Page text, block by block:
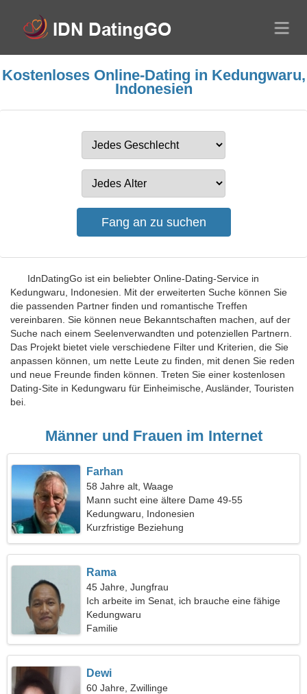
Kostenloses Online-Dating in Kedungwaru,
Indonesien
IdnDatingGo ist ein beliebter Online-Dating-Service in
Kedungwaru, Indonesien. Mit der erweiterten Suche können Sie
die passenden Partner finden und romantische Treffen
vereinbaren. Sie können neue Bekanntschaften machen, auf der
Suche nach einem Seelenverwandten und potenziellen Partnern.
Das Projekt bietet viele verschiedene Filter und Kriterien, die Sie
anpassen können, um nette Leute zu finden, mit denen Sie reden
und neue Freunde finden können. Treten Sie einer kostenlosen
Dating-Site in Kedungwaru für Einheimische, Ausländer, Touristen
bei.
Männer und Frauen im Internet
Farhan
58 Jahre alt, Waage
Mann sucht eine ältere Dame 49-55
Kedungwaru, Indonesien
Kurzfristige Beziehung
Rama
45 Jahre, Jungfrau
Ich arbeite im Senat, ich brauche eine fähige
Frau
Kedungwaru
Familie
Dewi
60 Jahre, Zwillinge